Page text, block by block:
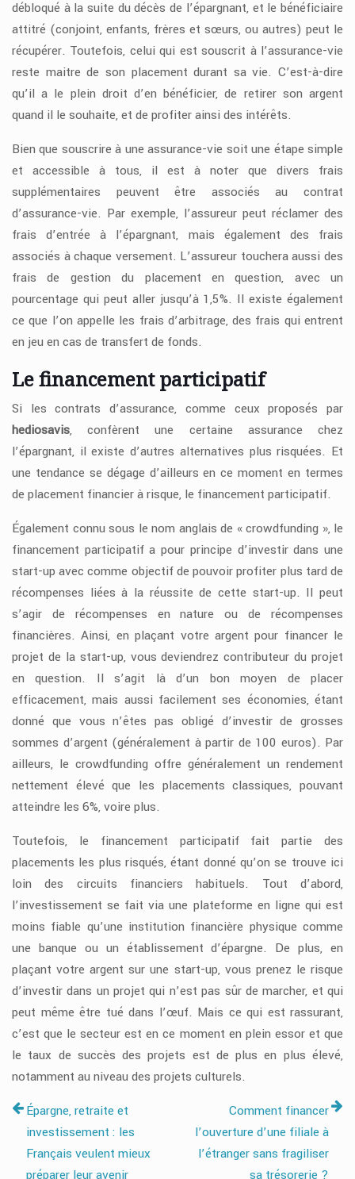
débloqué à la suite du décès de l’épargnant, et le bénéficiaire
attitré (conjoint, enfants, frères et sœurs, ou autres) peut le
récupérer. Toutefois, celui qui est souscrit à l’assurance-vie
reste maitre de son placement durant sa vie. C’est-à-dire
qu’il a le plein droit d’en bénéficier, de retirer son argent
quand il le souhaite, et de profiter ainsi des intérêts.
Bien que souscrire à une assurance-vie soit une étape simple
et accessible à tous, il est à noter que divers frais
supplémentaires peuvent être associés au contrat
d’assurance-vie. Par exemple, l’assureur peut réclamer des
frais d’entrée à l’épargnant, mais également des frais
associés à chaque versement. L’assureur touchera aussi des
frais de gestion du placement en question, avec un
pourcentage qui peut aller jusqu’à 1,5%. Il existe également
ce que l’on appelle les frais d’arbitrage, des frais qui entrent
en jeu en cas de transfert de fonds.
Le financement participatif
Si les contrats d’assurance, comme ceux proposés par
hediosavis, confèrent une certaine assurance chez
l’épargnant, il existe d’autres alternatives plus risquées. Et
une tendance se dégage d’ailleurs en ce moment en termes
de placement financier à risque, le financement participatif.
Également connu sous le nom anglais de « crowdfunding », le
financement participatif a pour principe d’investir dans une
start-up avec comme objectif de pouvoir profiter plus tard de
récompenses liées à la réussite de cette start-up. Il peut
s’agir de récompenses en nature ou de récompenses
financières. Ainsi, en plaçant votre argent pour financer le
projet de la start-up, vous deviendrez contributeur du projet
en question. Il s’agit là d’un bon moyen de placer
efficacement, mais aussi facilement ses économies, étant
donné que vous n’êtes pas obligé d’investir de grosses
sommes d’argent (généralement à partir de 100 euros). Par
ailleurs, le crowdfunding offre généralement un rendement
nettement élevé que les placements classiques, pouvant
atteindre les 6%, voire plus.
Toutefois, le financement participatif fait partie des
placements les plus risqués, étant donné qu’on se trouve ici
loin des circuits financiers habituels. Tout d’abord,
l’investissement se fait via une plateforme en ligne qui est
moins fiable qu’une institution financière physique comme
une banque ou un établissement d’épargne. De plus, en
plaçant votre argent sur une start-up, vous prenez le risque
d’investir dans un projet qui n’est pas sûr de marcher, et qui
peut même être tué dans l’œuf. Mais ce qui est rassurant,
c’est que le secteur est en ce moment en plein essor et que
le taux de succès des projets est de plus en plus élevé,
notamment au niveau des projets culturels.
Épargne, retraite et
investissement : les
Français veulent mieux
préparer leur avenir
Comment financer
l’ouverture d’une filiale à
l’étranger sans fragiliser
sa trésorerie ?